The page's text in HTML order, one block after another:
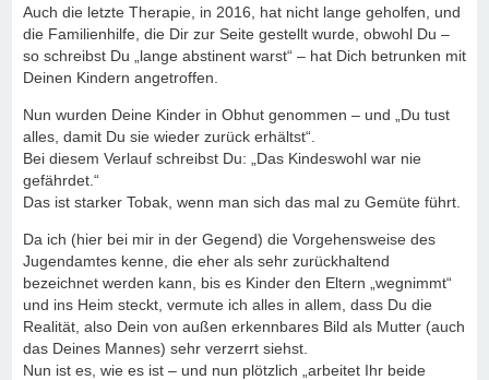
Auch die letzte Therapie, in 2016, hat nicht lange geholfen, und
die Familienhilfe, die Dir zur Seite gestellt wurde, obwohl Du –
so schreibst Du „lange abstinent warst“ – hat Dich betrunken mit
Deinen Kindern angetroffen.
Nun wurden Deine Kinder in Obhut genommen – und „Du tust
alles, damit Du sie wieder zurück erhältst“.
Bei diesem Verlauf schreibst Du: „Das Kindeswohl war nie
gefährdet.“
Das ist starker Tobak, wenn man sich das mal zu Gemüte führt.
Da ich (hier bei mir in der Gegend) die Vorgehensweise des
Jugendamtes kenne, die eher als sehr zurückhaltend
bezeichnet werden kann, bis es Kinder den Eltern „wegnimmt“
und ins Heim steckt, vermute ich alles in allem, dass Du die
Realität, also Dein von außen erkennbares Bild als Mutter (auch
das Deines Mannes) sehr verzerrt siehst.
Nun ist es, wie es ist – und nun plötzlich „arbeitet Ihr beide